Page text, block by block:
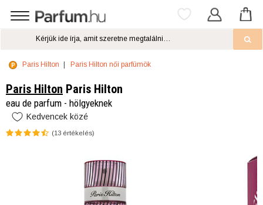
Paris Hilton Paris Hilton női parfümök
Paris Hilton Paris Hilton
eau de parfum - hölgyeknek
Kedvencek közé
(13 értékelés)